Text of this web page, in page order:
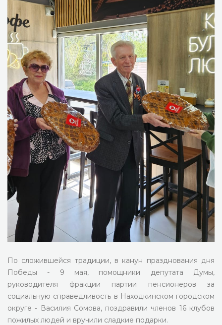
По сложившейся традиции, в канун празднования дня
Победы - 9 мая, помощники депутата Думы,
руководителя фракции партии пенсионеров за
социальную справедливость в Находкинском городском
округе - Василия Сомова, поздравили членов 16 клубов
пожилых людей и вручили сладкие подарки.